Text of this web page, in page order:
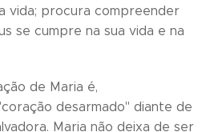
vida; procura compreender
se cumpre na sua vida e na
de Maria é,
desarmado" diante de
Maria não deixa de ser